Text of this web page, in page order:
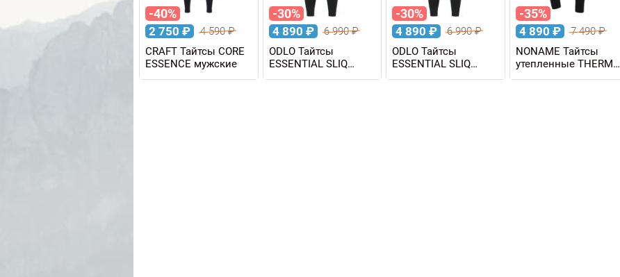
-40%
2 750 ₽ 4 590₽
CRAFT Тайтсы CORE
ESSENCE мужские
-30%
4 890 ₽ 6 990₽
ODLO Тайтсы
ESSENTIAL SLIQ
мужские
-30%
4 890 ₽ 6 990₽
ODLO Тайтсы
ESSENTIAL SLIQ
мужские
-35%
4 890 ₽ 7 490₽
NONAME Тайтсы
утепленные THERMO
TIGHTS